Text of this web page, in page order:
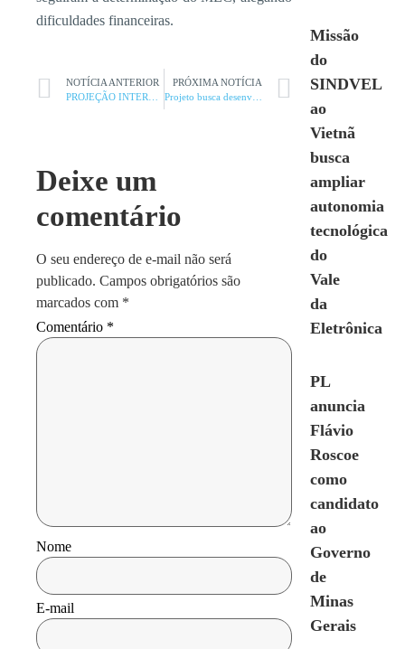
dificuldades financeiras.
NOTÍCIA ANTERIOR
PRÓXIMA NOTÍCIA
Deixe um
comentário
O seu endereço de e-mail não será
publicado. Campos obrigatórios são
marcados com *
Comentário *
Nome
E-mail
Missão
do
SINDVEL
ao
Vietnã
busca
ampliar
autonomia
tecnológica
do
Vale
da
Eletrônica
PL
anuncia
Flávio
Roscoe
como
candidato
ao
Governo
de
Minas
Gerais